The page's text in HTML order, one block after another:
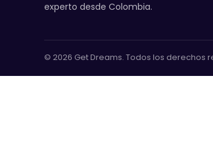
experto desde Colombia.
© 2026 Get Dreams. Todos los derechos